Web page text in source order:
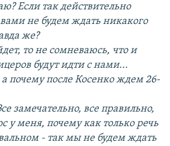
Если так действительно
не будем ждать никакого
же?
то не сомневаюсь, что и
будут идти с нами...
а почему после Косенко ждем 26-
замечательно, все правильно,
у меня, почему как только речь
- так мы не будем ждать